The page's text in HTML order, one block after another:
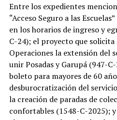
Entre los expedientes
“Acceso Seguro a las
en los horarios de ingreso y
C-24); el proyecto que
Operaciones la extensión del
unir Posadas y Garupá (947-
boleto para mayores de 60
desburocratización del
la creación de paradas de
confortables (1548-C-2025);